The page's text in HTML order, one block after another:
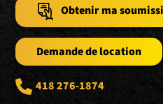
Obtenir ma
Demande de location
418 276-1874